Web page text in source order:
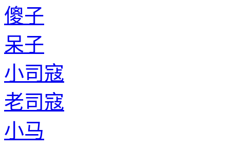
傻子
呆子
小司寇
老司寇
小马